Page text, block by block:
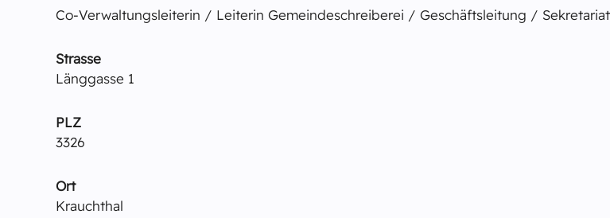
Co-Verwaltungsleiterin / Leiterin Gemeindeschreiberei / Geschäftsleitung /
Strasse
Länggasse 1
PLZ
3326
Ort
Krauchthal